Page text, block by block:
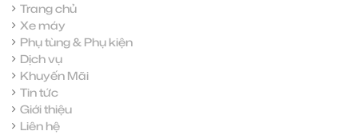
Trang chủ
Xe máy
Phụ tùng & Phụ kiện
Dịch vụ
Khuyến Mãi
Tin tức
Giới thiệu
Liên hệ